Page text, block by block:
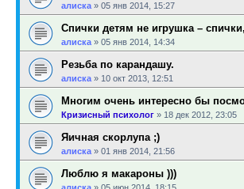
алиска » 05 янв 2014, 15:27
Спички детям не игрушка –
алиска » 05 янв 2014, 14:34
Резьба по карандашу.
алиска » 10 окт 2013, 12:51
Многим очень интересно бы
Кризисный психолог » 18 дек 2012, 23:05
Яичная скорлупа ;)
алиска » 01 янв 2014, 21:56
Люблю я макароны )))